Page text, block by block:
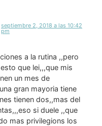
septiembre 2, 2018 a las 10:42
pm
a la rutina ,,pero
que lei,,,que mis
un mes de
gran mayoria tiene
tienen dos,,mas del
si duele ,,que
mas privilegions los